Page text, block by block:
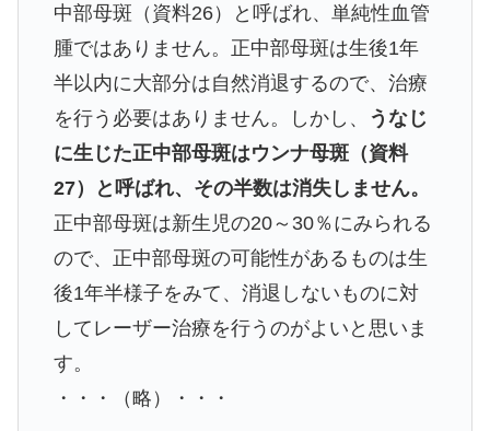
中部母斑（資料26）と呼ばれ、単純性血管
腫ではありません。正中部母斑は生後1年
半以内に大部分は自然消退するので、治療
を行う必要はありません。しかし、
うなじ
に生じた正中部母斑はウンナ母斑（資料
27）と呼ばれ、その半数は消失しません。
正中部母斑は新生児の20～30％にみられる
ので、正中部母斑の可能性があるものは生
後1年半様子をみて、消退しないものに対
してレーザー治療を行うのがよいと思いま
す。
・・・（略）・・・